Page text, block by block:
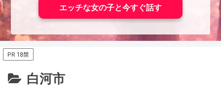
エッチな女の子と今すぐ話す
PR 18禁
白河市